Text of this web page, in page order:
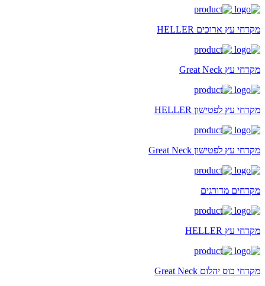
מקדחי עץ ארוכים HELLER
מקדחי עץ Great Neck
מקדחי עץ לפטישון HELLER
מקדחי עץ לפטישון Great Neck
מקדחים מדורגים
מקדחי עץ HELLER
מקדחי כוס יהלום Great Neck